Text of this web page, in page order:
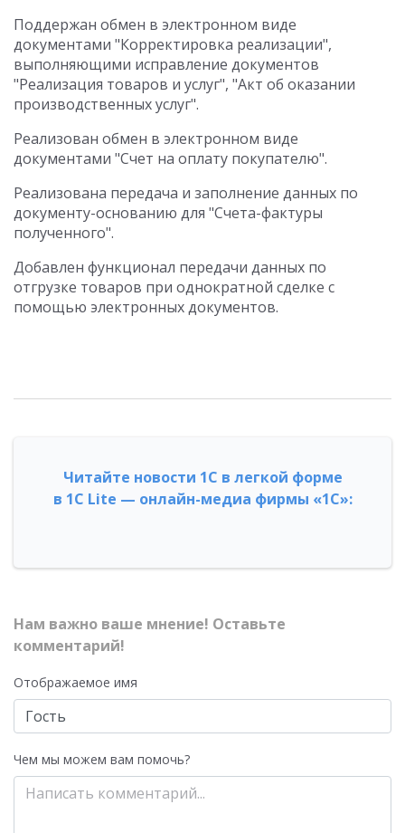
Поддержан обмен в электронном виде
документами "Корректировка реализации",
выполняющими исправление документов
"Реализация товаров и услуг", "Акт об оказании
производственных услуг".
Реализован обмен в электронном виде
документами "Счет на оплату покупателю".
Реализована передача и заполнение данных по
документу-основанию для "Счета-фактуры
полученного".
Добавлен функционал передачи данных по
отгрузке товаров при однократной сделке с
помощью электронных документов.
Читайте новости 1С в легкой форме
в 1С Lite — онлайн-медиа фирмы «1С»:
Нам важно ваше мнение! Оставьте
комментарий!
Отображаемое имя
Чем мы можем вам помочь?